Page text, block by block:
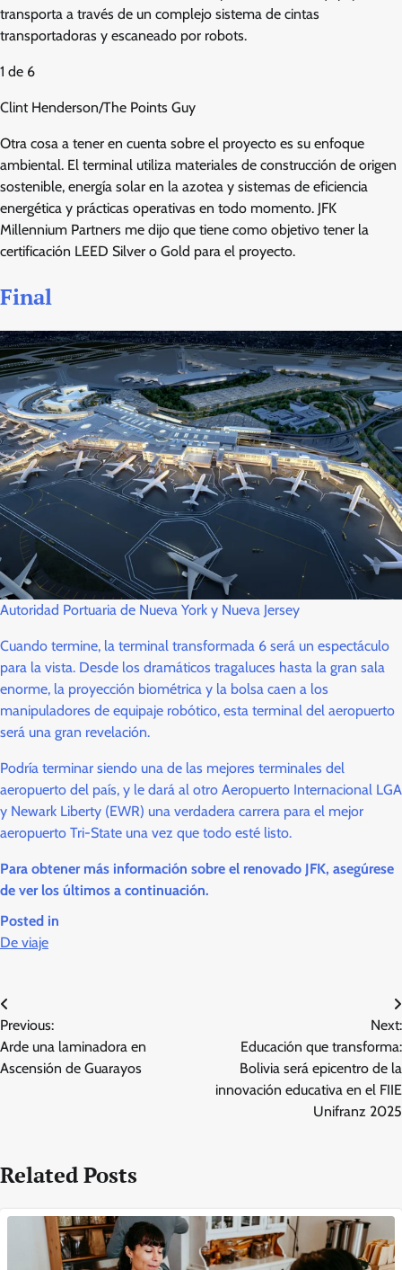
transporta a través de un complejo sistema de cintas
transportadoras y escaneado por robots.
1 de 6
Clint Henderson/The Points Guy
Otra cosa a tener en cuenta sobre el proyecto es su enfoque
ambiental. El terminal utiliza materiales de construcción de origen
sostenible, energía solar en la azotea y sistemas de eficiencia
energética y prácticas operativas en todo momento. JFK
Millennium Partners me dijo que tiene como objetivo tener la
certificación LEED Silver o Gold para el proyecto.
Final
Autoridad Portuaria de Nueva York y Nueva Jersey
Cuando termine, la terminal transformada 6 será un espectáculo
para la vista. Desde los dramáticos tragaluces hasta la gran sala
enorme, la proyección biométrica y la bolsa caen a los
manipuladores de equipaje robótico, esta terminal del aeropuerto
será una gran revelación.
Podría terminar siendo una de las mejores terminales del
aeropuerto del país, y le dará al otro Aeropuerto Internacional LGA
y Newark Liberty (EWR) una verdadera carrera para el mejor
aeropuerto Tri-State una vez que todo esté listo.
Para obtener más información sobre el renovado JFK, asegúrese
de ver los últimos a continuación.
Posted in
De viaje
Post
navigation
Previous:
Arde una laminadora en
Ascensión de Guarayos
Next:
Educación que transforma:
Bolivia será epicentro de la
innovación educativa en el FIIE
Unifranz 2025
Related Posts